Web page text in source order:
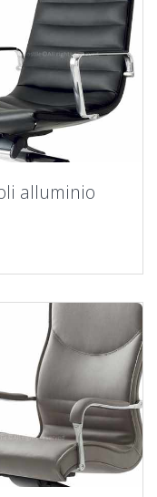
alluminio